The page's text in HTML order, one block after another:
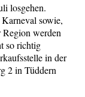
losgehen.
sowie,
werden
so richtig
in der
2 in Tüddern